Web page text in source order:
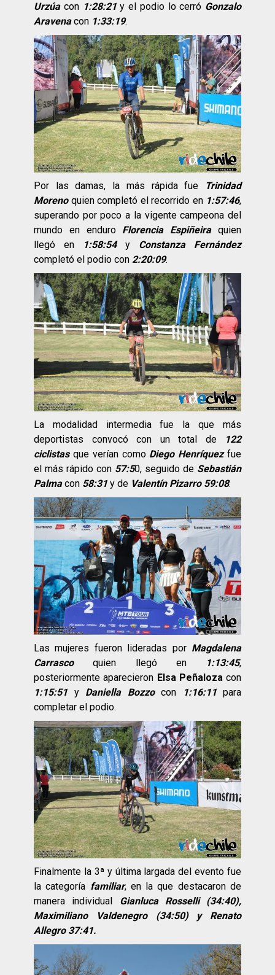
Urzúacon 1:28:21y el podio lo cerró Gonzalo
Aravenacon 1:33:19.
Por las damas, la más rápida fue
Trinidad
Morenoquien completó el recorrido en 1:57:46,
superando por poco a la vigente campeona del
mundo en enduro Florencia Espiñeiraquien
llegó en
1:58:54y Constanza Fernández
completó el podio con 2:20:09.
La modalidad intermedia fue la que más
deportistas convocó con un total de
122
ciclistasque verían como Diego Henríquezfue
el más rápido con 57:50, seguido de Sebastián
Palmacon 58:31 y de Valentín Pizarro 59:08.
Las mujeres fueron lideradas por Magdalena
Carrascoquien llegó en 1:13:45,
posteriormente aparecieron Elsa Peñalozacon
1:15:51 y Daniella Bozzocon 1:16:11para
completar el podio.
Finalmente la 3ª y última largada del evento fue
la categoría familiar, en la que destacaron de
manera individual Gianluca Rosselli (34:40),
Maximiliano Valdenegro (34:50) y Renato
Allegro 37:41.